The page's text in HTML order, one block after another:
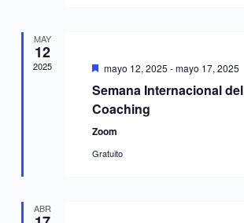
MAY
12
2025 Destacado
mayo 12, 2025 -mayo 17, 2025
Semana Internacional del
Coaching
Zoom
Gratuito
ABR